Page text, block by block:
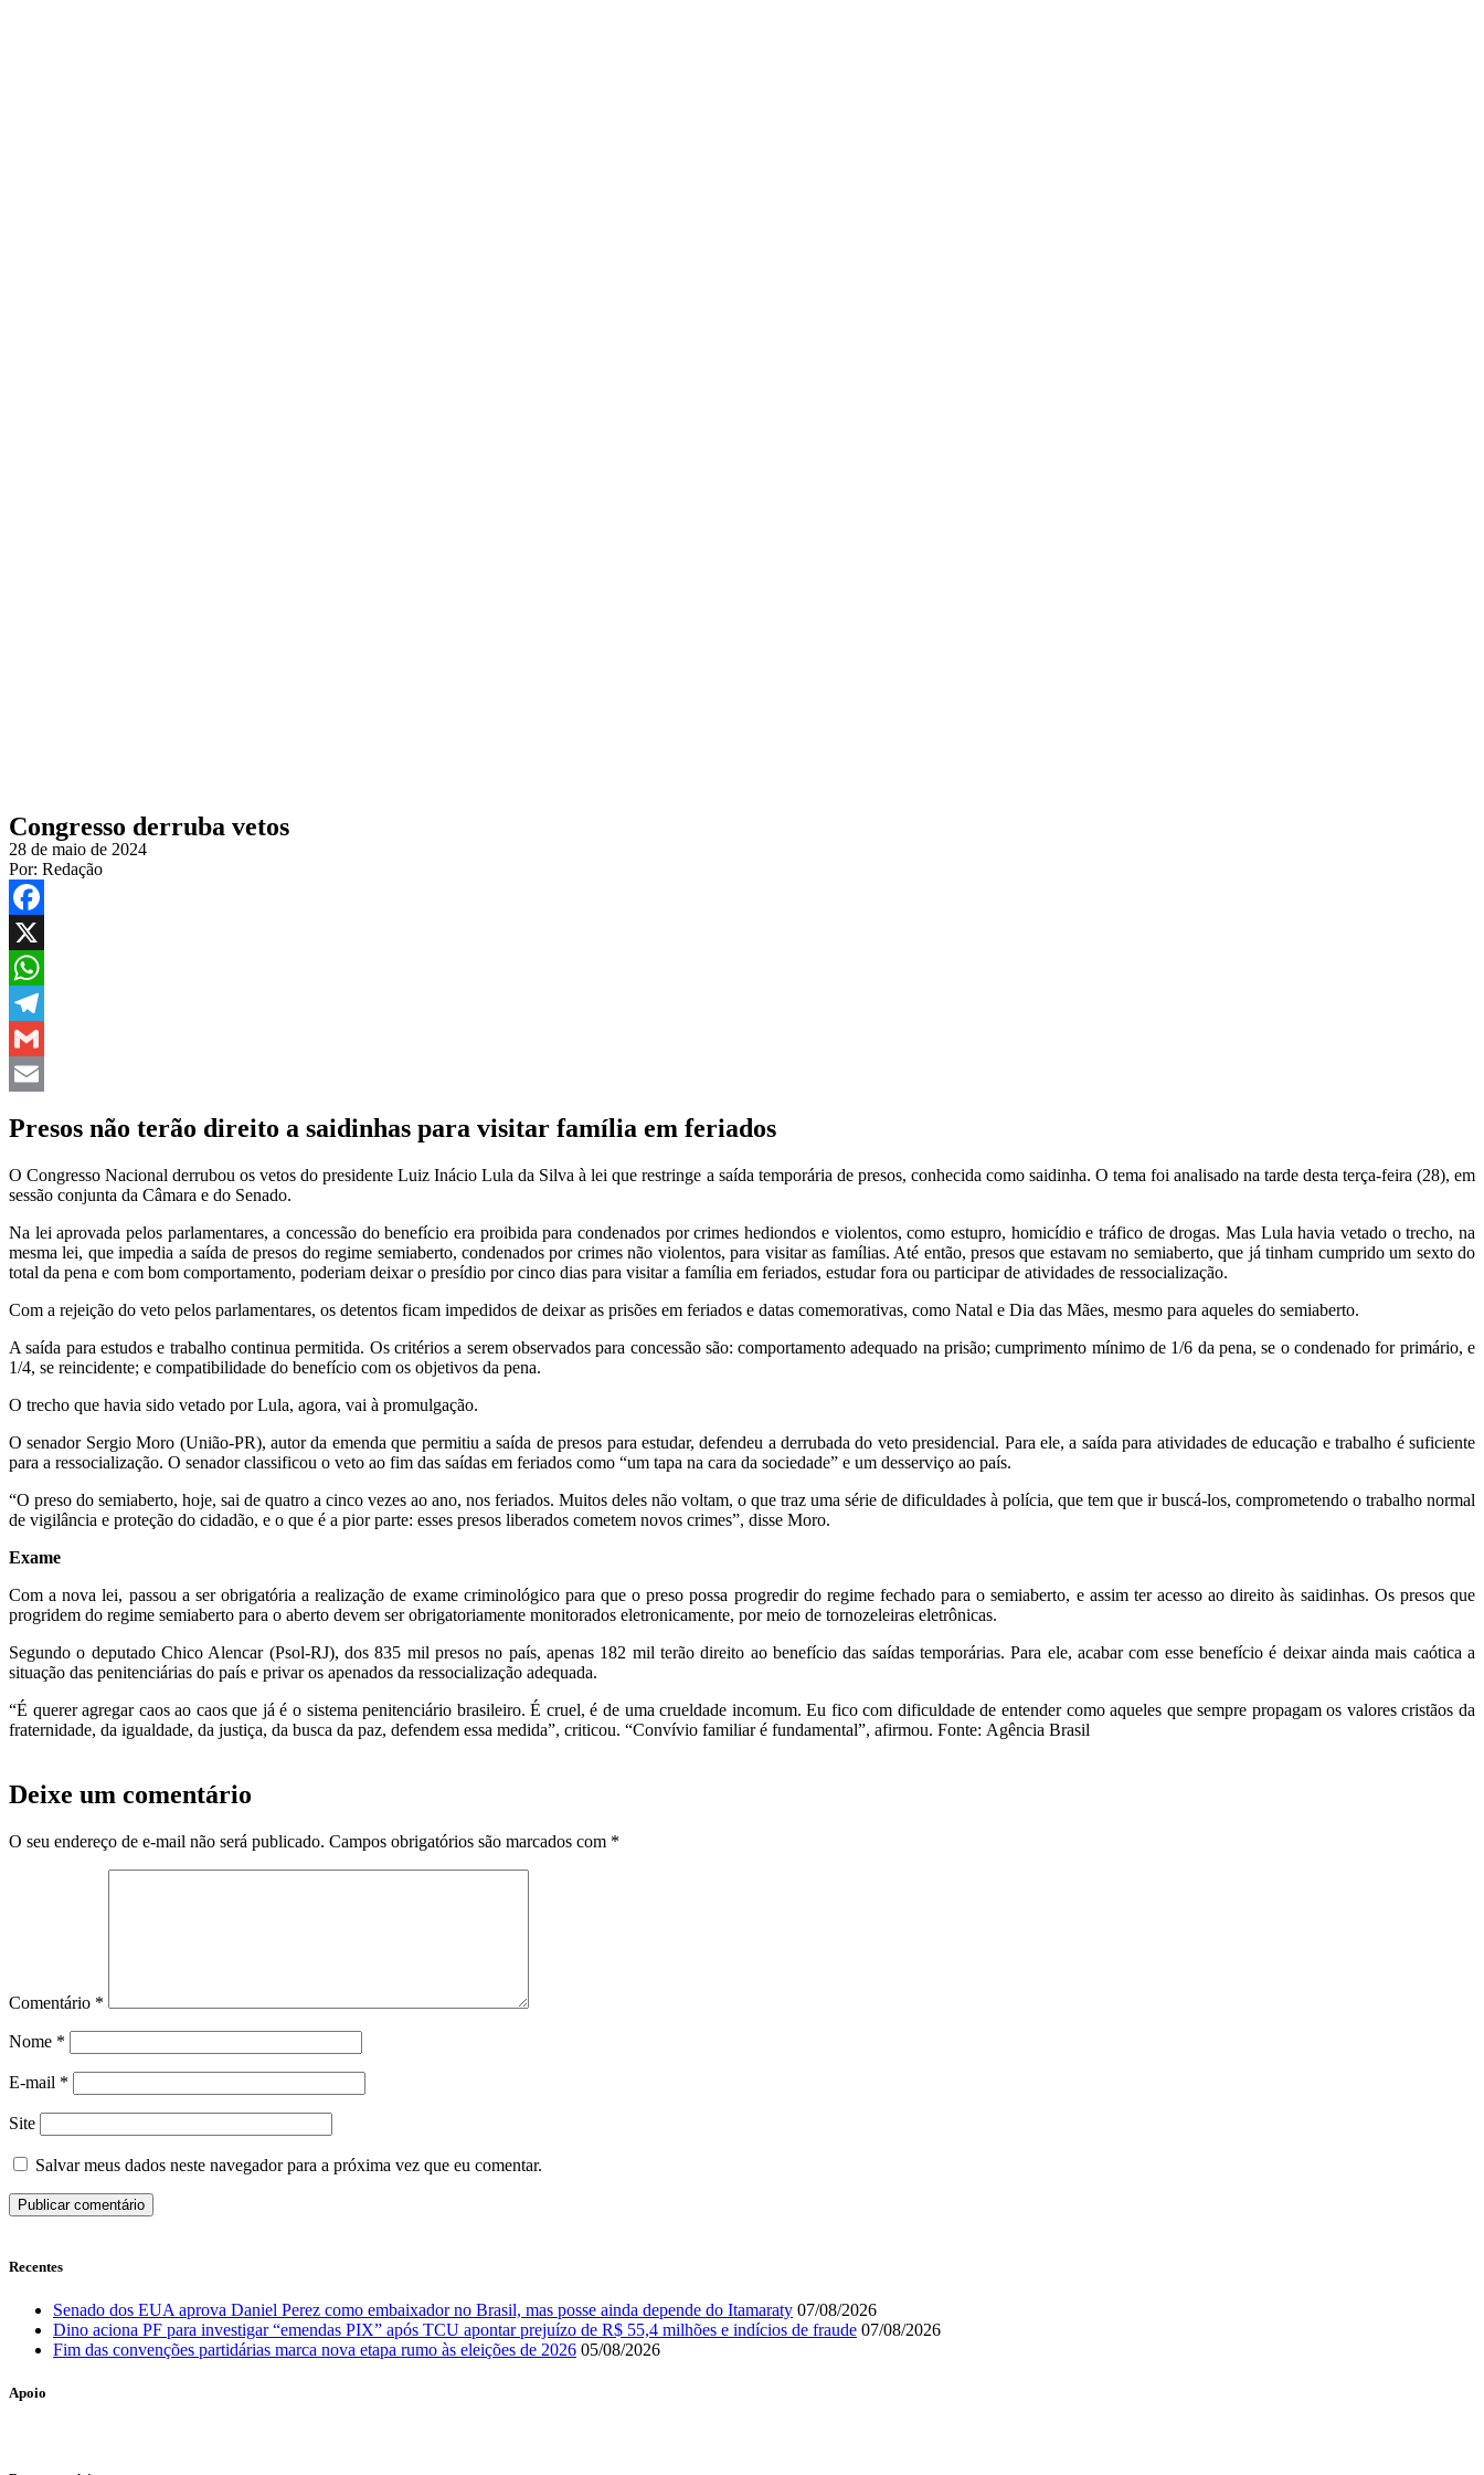
Congresso derruba vetos
28 de maio de 2024
Por: Redação
Facebook
X
WhatsApp
Telegram
Gmail
Presos não terão direito a saidinhas para visitar família em feriados
O Congresso Nacional derrubou os vetos do presidente Luiz Inácio Lula da Silva à lei que restringe a saída temporária de presos, conhecida como saidinha. O tema foi analisado na tarde desta terça-feira (28), em
sessão conjunta da Câmara e do Senado.
Na lei aprovada pelos parlamentares, a concessão do benefício era proibida para condenados por crimes hediondos e violentos, como estupro, homicídio e tráfico de drogas. Mas Lula havia vetado o trecho, na
mesma lei, que impedia a saída de presos do regime semiaberto, condenados por crimes não violentos, para visitar as famílias. Até então, presos que estavam no semiaberto, que já tinham cumprido um sexto do
total da pena e com bom comportamento, poderiam deixar o presídio por cinco dias para visitar a família em feriados, estudar fora ou participar de atividades de ressocialização.
Com a rejeição do veto pelos parlamentares, os detentos ficam impedidos de deixar as prisões em feriados e datas comemorativas, como Natal e Dia das Mães, mesmo para aqueles do semiaberto.
A saída para estudos e trabalho continua permitida. Os critérios a serem observados para concessão são: comportamento adequado na prisão; cumprimento mínimo de 1/6 da pena, se o condenado for primário, e
1/4, se reincidente; e compatibilidade do benefício com os objetivos da pena.
O trecho que havia sido vetado por Lula, agora, vai à promulgação.
O senador Sergio Moro (União-PR), autor da emenda que permitiu a saída de presos para estudar, defendeu a derrubada do veto presidencial. Para ele, a saída para atividades de educação e trabalho é suficiente
para a ressocialização. O senador classificou o veto ao fim das saídas em feriados como “um tapa na cara da sociedade” e um desserviço ao país.
“O preso do semiaberto, hoje, sai de quatro a cinco vezes ao ano, nos feriados. Muitos deles não voltam, o que traz uma série de dificuldades à polícia, que tem que ir buscá-los, comprometendo o trabalho normal
de vigilância e proteção do cidadão, e o que é a pior parte: esses presos liberados cometem novos crimes”, disse Moro.
Exame
Com a nova lei, passou a ser obrigatória a realização de exame criminológico para que o preso possa progredir do regime fechado para o semiaberto, e assim ter acesso ao direito às saidinhas. Os presos que
progridem do regime semiaberto para o aberto devem ser obrigatoriamente monitorados eletronicamente, por meio de tornozeleiras eletrônicas.
Segundo o deputado Chico Alencar (Psol-RJ), dos 835 mil presos no país, apenas 182 mil terão direito ao benefício das saídas temporárias. Para ele, acabar com esse benefício é deixar ainda mais caótica a
situação das penitenciárias do país e privar os apenados da ressocialização adequada.
“É querer agregar caos ao caos que já é o sistema penitenciário brasileiro. É cruel, é de uma crueldade incomum. Eu fico com dificuldade de entender como aqueles que sempre propagam os valores cristãos da
fraternidade, da igualdade, da justiça, da busca da paz, defendem essa medida”, criticou. “Convívio familiar é fundamental”, afirmou. Fonte: Agência Brasil
Deixe um comentário
O seu endereço de e-mail não será publicado. Campos obrigatórios são marcados com *
Comentário *
Nome *
E-mail *
Site
Salvar meus dados neste navegador para a próxima vez que eu comentar.
Recentes
Senado dos EUA aprova Daniel Perez como embaixador no Brasil, mas posse ainda depende do Itamaraty 07/08/2026
Dino aciona PF para investigar “emendas PIX” após TCU apontar prejuízo de R$ 55,4 milhões e indícios de fraude 07/08/2026
Fim das convenções partidárias marca nova etapa rumo às eleições de 2026 05/08/2026
Apoio